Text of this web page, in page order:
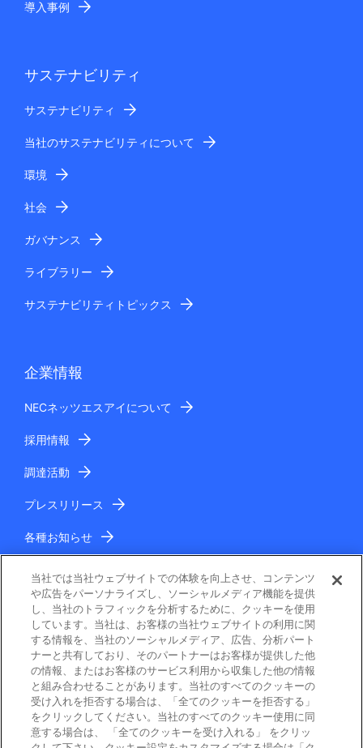
導入事例
サステナビリティ
サステナビリティ
当社のサステナビリティについて
環境
社会
ガバナンス
ライブラリー
サステナビリティトピックス
企業情報
NECネッツエスアイについて
採用情報
調達活動
プレスリリース
各種お知らせ
電子公告
ご利用条件
当社では当社ウェブサイトでの体験を向上させ、コンテンツ
や広告をパーソナライズし、ソーシャルメディア機能を提供
し、当社のトラフィックを分析するために、クッキーを使用
しています。当社は、お客様の当社ウェブサイトの利用に関
する情報を、当社のソーシャルメディア、広告、分析パート
ナーと共有しており、そのパートナーはお客様が提供した他
の情報、またはお客様のサービス利用から収集した他の情報
と組み合わせることがあります。当社のすべてのクッキーの
受け入れを拒否する場合は、「全てのクッキーを拒否する」
をクリックしてください。当社のすべてのクッキー使用に同
意する場合は、 「全てのクッキーを受け入れる」 をクリッ